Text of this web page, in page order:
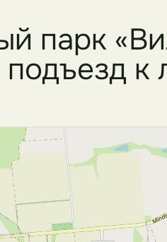
парк
к